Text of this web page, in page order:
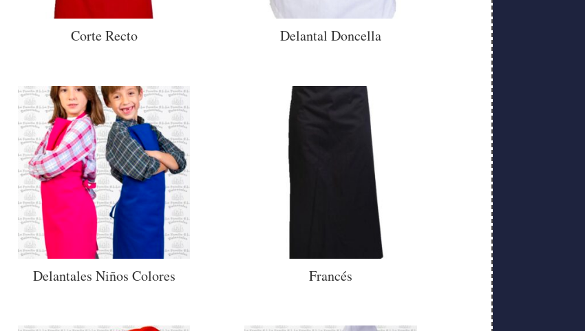
Corte Recto Delantal Doncella
Delantales Niños Colores Francés